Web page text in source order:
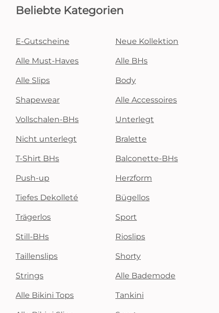
Beliebte Kategorien
E-Gutscheine Neue Kollektion
Alle Must-Haves Alle BHs
Alle Slips Body
Shapewear Alle Accessoires
Vollschalen-BHs Unterlegt
Nicht unterlegt Bralette
T-Shirt BHs Balconette-BHs
Push-up Herzform
Tiefes Dekolleté Bügellos
Trägerlos Sport
Still-BHs Rioslips
Taillenslips Shorty
Strings Alle Bademode
Alle Bikini Tops Tankini